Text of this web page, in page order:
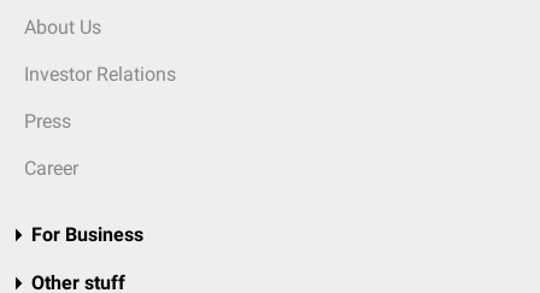
About Us
Investor Relations
Press
Career
For Business
Other stuff